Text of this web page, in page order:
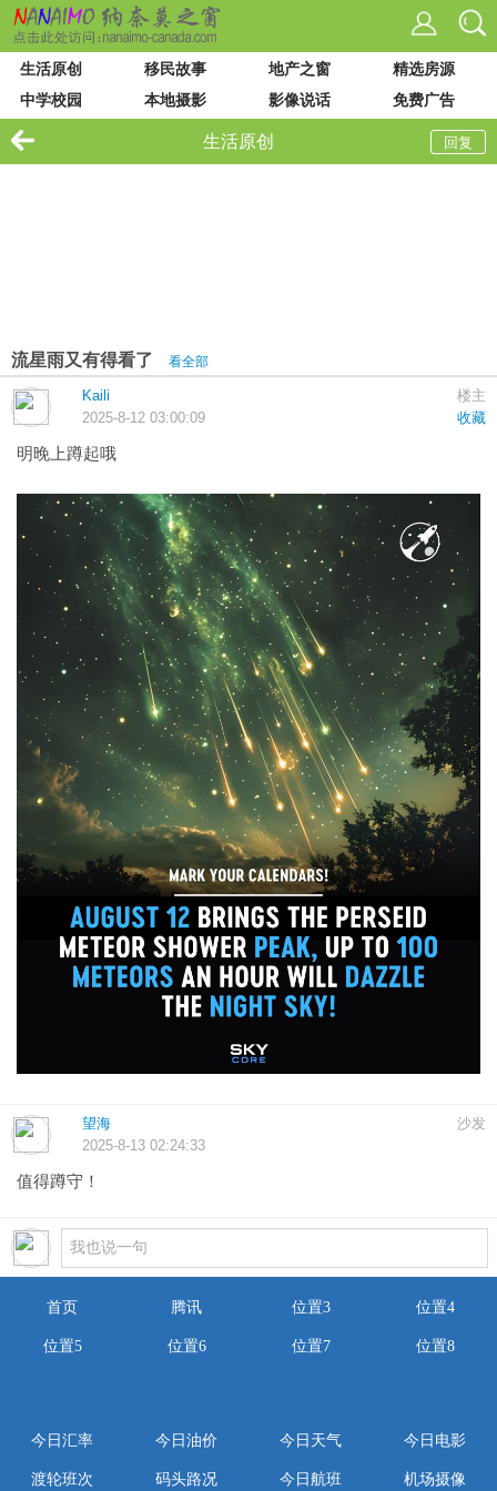
生活原创 移民故事 地产之窗
精选房源
中学校园
本地摄影 影像说话
免费广告
VIU 大学
站内搜索
回复
生活原创
流星雨又有得看了 看全部
楼主
Kaili
收藏
2025-8-12 03:00:09
明晚上蹲起哦
沙发
望海
2025-8-13 02:24:33
值得蹲守！
首页 腾讯 位置3 位置4
位置5 位置6 位置7 位置8
今日汇率 今日油价 今日天气 今日电影
渡轮班次 码头路况 今日航班 机场摄像